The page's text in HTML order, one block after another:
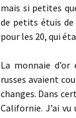
mais si petites
de petits étuis de
pour les 20, qui
La monnaie
russes avaient
changes. Dans
Californie. J’ai